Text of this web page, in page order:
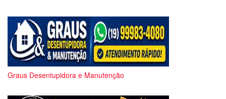
Graus Desentupidora e Manutenção